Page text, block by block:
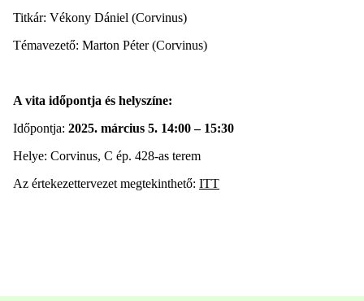
Titkár: Vékony Dániel (Corvinus)
Témavezető: Marton Péter (Corvinus)
A vita időpontja és helyszíne:
Időpontja: 2025. március 5. 14:00 – 15:30
Helye: Corvinus, C ép. 428-as terem
Az értekezettervezet megtekinthető: ITT